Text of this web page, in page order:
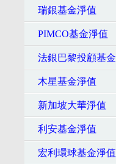
瑞銀基金淨值
PIMCO基金淨值
法銀巴黎投顧基金
木星基金淨值
新加坡大華淨值
利安基金淨值
宏利環球基金淨值